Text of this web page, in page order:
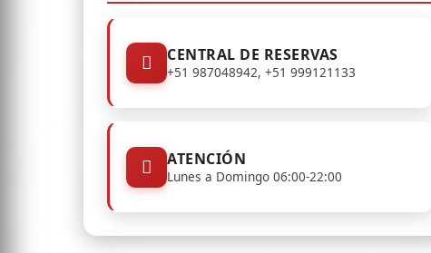
CENTRAL DE RESERVAS
+51 987048942, +51 999121133
ATENCIÓN
Lunes a Domingo 06:00-22:00